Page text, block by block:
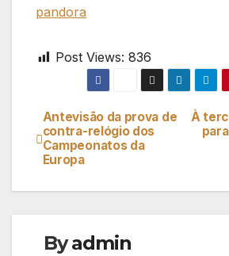
pandora
Post Views: 836
Navegação
de
artigos
À
Antevisão da prova de
contra-relógio dos
Campeonatos da
Europa
Byadmin